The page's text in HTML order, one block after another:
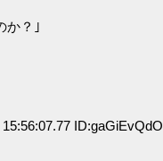
か？｣
ID:gaGiEvQdO